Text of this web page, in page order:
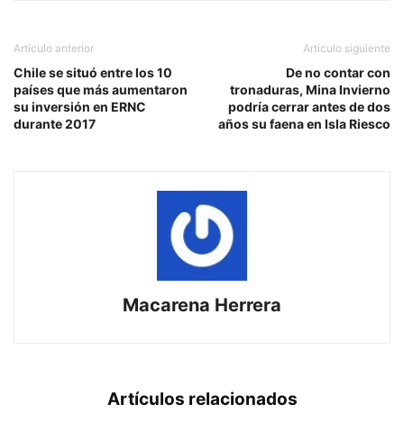
Artículo anterior
Chile se situó entre los 10
países que más aumentaron
su inversión en ERNC
durante 2017
Artículo siguiente
De no contar con
tronaduras, Mina Invierno
podría cerrar antes de dos
años su faena en Isla Riesco
Macarena Herrera
Artículos relacionados